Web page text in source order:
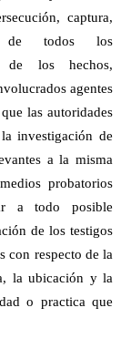
captura,
de todos los
de los hechos,
agentes
las autoridades
investigación de
a la misma
probatorios
a todo posible
de los testigos
con respecto de la
la ubicación y la
o practica que